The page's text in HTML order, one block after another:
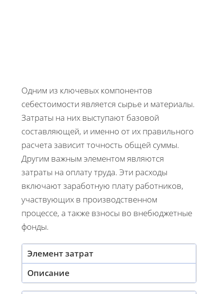
Одним из ключевых компонентов
себестоимости является сырье и материалы.
Затраты на них выступают базовой
составляющей, и именно от их правильного
расчета зависит точность общей суммы.
Другим важным элементом являются
затраты на оплату труда. Эти расходы
включают заработную плату работников,
участвующих в производственном
процессе, а также взносы во внебюджетные
фонды.
Элемент затрат
Описание